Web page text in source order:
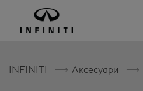
INFINITI ⟶ Аксесуари ⟶